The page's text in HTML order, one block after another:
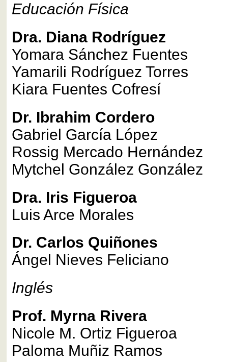
Educación Física
Dra. Diana Rodríguez
Yomara Sánchez Fuentes
Yamarili Rodríguez Torres
Kiara Fuentes Cofresí
Dr. Ibrahim Cordero
Gabriel García López
Rossig Mercado Hernández
Mytchel González González
Dra. Iris Figueroa
Luis Arce Morales
Dr. Carlos Quiñones
Ángel Nieves Feliciano
Inglés
Prof. Myrna Rivera
Nicole M. Ortiz Figueroa
Paloma Muñiz Ramos